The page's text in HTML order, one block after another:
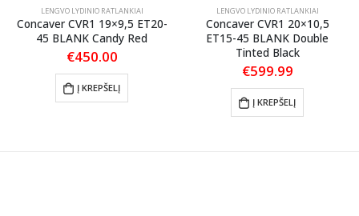
LENGVO LYDINIO RATLANKIAI
Concaver CVR1 19×9,5 ET20-
45 BLANK Candy Red
€450.00
Į KREPŠELĮ
LENGVO LYDINIO RATLANKIAI
Concaver CVR1 20×10,5
ET15-45 BLANK Double
Tinted Black
€599.99
Į KREPŠELĮ